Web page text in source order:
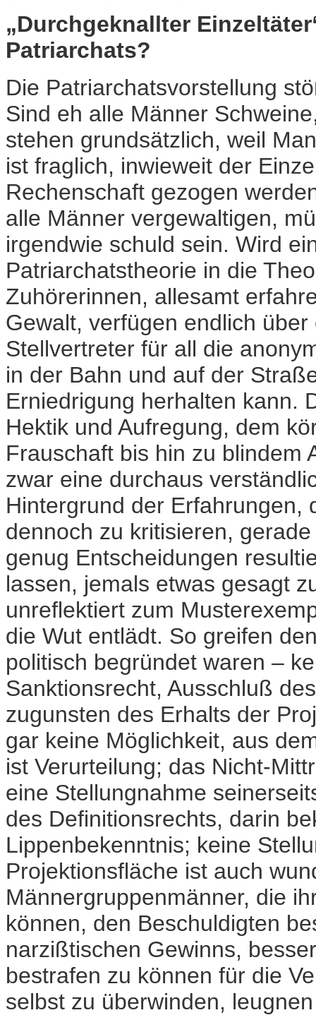
„Durchgeknallter
Patriarchats?
Die Patriarchatsvorstellung
Sind eh alle Männer
stehen grundsätzlich, weil
ist fraglich, inwieweit der
Rechenschaft gezogen
alle Männer vergewaltigen,
irgendwie schuld sein. Wird
Patriarchatstheorie in die
Zuhörerinnen, allesamt
Gewalt, verfügen endlich
Stellvertreter für all die
in der Bahn und auf der
Erniedrigung herhalten kann.
Hektik und Aufregung, dem
Frauschaft bis hin zu blindem
zwar eine durchaus
Hintergrund der Erfahrungen,
dennoch zu kritisieren,
genug Entscheidungen
lassen, jemals etwas gesagt
unreflektiert zum
die Wut entlädt. So greifen
politisch begründet waren –
Sanktionsrecht, Ausschluß
zugunsten des Erhalts der
gar keine Möglichkeit, aus
ist Verurteilung; das Nicht-
eine Stellungnahme
des Definitionsrechts, darin
Lippenbekenntnis; keine
Projektionsfläche ist auch
Männergruppenmänner, die
können, den Beschuldigten
narzißtischen Gewinns,
bestrafen zu können für die
selbst zu überwinden,